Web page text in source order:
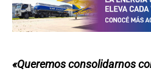
«Queremos consolidarnos